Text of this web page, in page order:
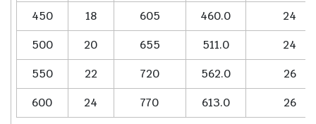
450
18 605 460.0
24
500
20 655 511.0
24
550
22 720 562.0
26
600
24 770 613.0 26